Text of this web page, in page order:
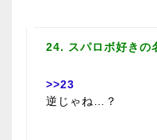
24. スパロボ好きの
>>23
逆じゃね…？